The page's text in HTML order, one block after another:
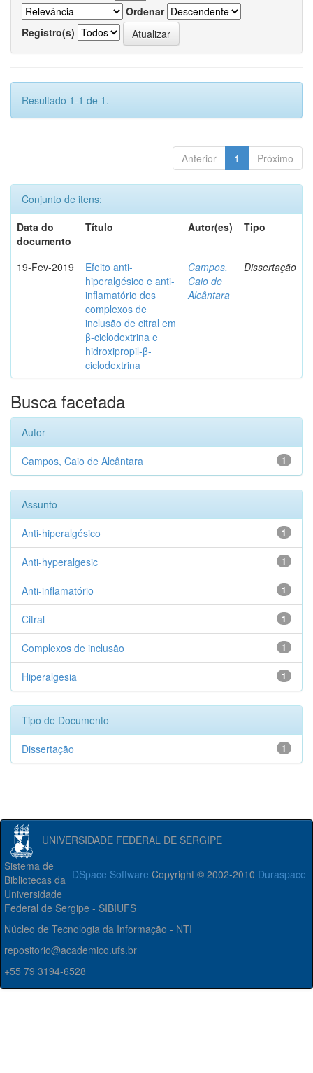
Ordenar
Registro(s)
Resultado 1-1 de 1.
Anterior 1 Próximo
Conjunto de itens:
Data do
documento
Título Autor(es) Tipo
19-Fev-2019
Efeito anti-
hiperalgésico e anti-
inflamatório dos
complexos de
inclusão de citral em
β-ciclodextrina e
hidroxipropil-β-
ciclodextrina
Campos,
Caio de
Alcântara
Dissertação
Busca facetada
Autor
1
Campos, Caio de Alcântara
Assunto
1
Anti-hiperalgésico
1
Anti-hyperalgesic
1
Anti-inflamatório
1
Citral
1
Complexos de inclusão
1
Hiperalgesia
Tipo de Documento
1
Dissertação
UNIVERSIDADE FEDERAL DE SERGIPE
DSpace Software Copyright © 2002-2010 Duraspace
Sistema de
Bibliotecas da
Universidade
Federal de Sergipe - SIBIUFS
Núcleo de Tecnologia da Informação - NTI
repositorio@academico.ufs.br
+55 79 3194-6528